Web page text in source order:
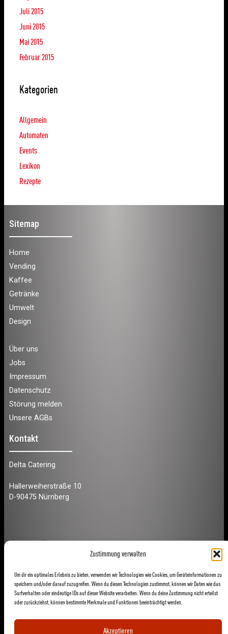
Zustimmung verwalten
Um dir ein optimales Erlebnis zu bieten, verwenden wir Technologien wie Cookies, um Geräteinformationen zu
speichern und/oder darauf zuzugreifen. Wenn du diesen Technologien zustimmst, können wir Daten wie das
Surfverhalten oder eindeutige IDs auf dieser Website verarbeiten. Wenn du deine Zustimmung nicht erteilst
oder zurückziehst, können bestimmte Merkmale und Funktionen beeinträchtigt werden.
Akzeptieren
Juli 2015
Juni 2015
Mai 2015
Februar 2015
Kategorien
Allgemein
Automaten
Events
Lexikon
Rezepte
Sitemap
Home
Vending
Kaffee
Getränke
Umwelt
Design
Über uns
Jobs
Impressum
Datenschutz
Störung melden
Unsere AGBs
Kontakt
Delta Catering
Hallerweiherstraße 10
D-90475 Nürnberg